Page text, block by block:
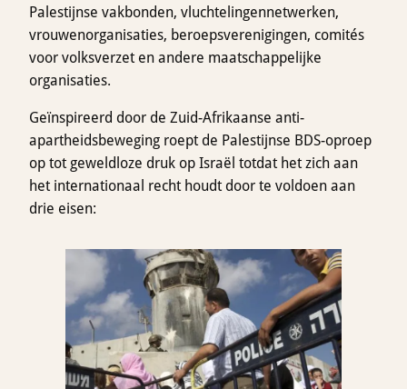
Palestijnse vakbonden, vluchtelingennetwerken,
vrouwenorganisaties, beroepsverenigingen, comités
voor volksverzet en andere maatschappelijke
organisaties.
Geïnspireerd door de Zuid-Afrikaanse anti-
apartheidsbeweging roept de Palestijnse BDS-oproep
op tot geweldloze druk op Israël totdat het zich aan
het internationaal recht houdt door te voldoen aan
drie eisen: